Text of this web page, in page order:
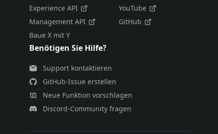
Experience API
Management API
Baue X mit Y
YouTube
GitHub
Benötigen Sie Hilfe?
Support kontaktieren
GitHub-Issue erstellen
Neue Funktion vorschlagen
Discord-Community fragen